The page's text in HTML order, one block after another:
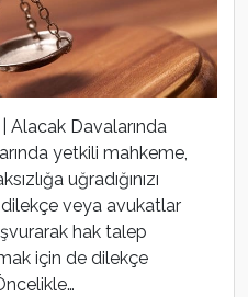
| Alacak Davalarında
yetkili mahkeme,
uğradığınızı
veya avukatlar
hak talep
için de dilekçe